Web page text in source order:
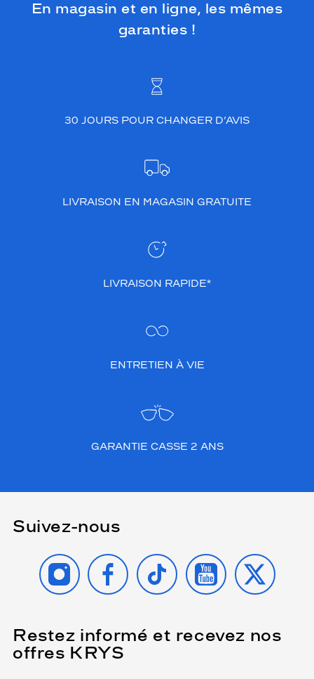
En magasin et en ligne, les mêmes
garanties !
30 JOURS POUR CHANGER D’AVIS
LIVRAISON EN MAGASIN GRATUITE
LIVRAISON RAPIDE*
ENTRETIEN À VIE
GARANTIE CASSE 2 ANS
Suivez-nous
INSTAGRAMFACEBOOK
TIKTOK YOUTUBE
X
Restez informé et recevez nos
offres KRYS
Name
(Ce
champ
est
obligatoire)